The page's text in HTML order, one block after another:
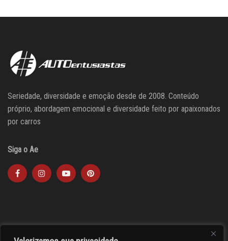
Seriedade, diversidade e emoção desde de 2008. Conteúdo
próprio, abordagem emocional e diversidade feito por apaixonados
por carros
Siga o Ae